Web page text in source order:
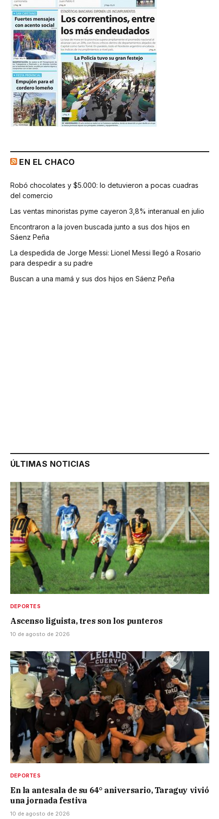
EN EL CHACO
Robó chocolates y $5.000: lo detuvieron a pocas cuadras
del comercio
Las ventas minoristas pyme cayeron 3,8% interanual en julio
Encontraron a la joven buscada junto a sus dos hijos en
Sáenz Peña
La despedida de Jorge Messi: Lionel Messi llegó a Rosario
para despedir a su padre
Buscan a una mamá y sus dos hijos en Sáenz Peña
ÚLTIMAS NOTICIAS
DEPORTES
Ascenso liguista, tres son los punteros
10 de agosto de 2026
DEPORTES
En la antesala de su 64° aniversario, Taraguy vivió
una jornada festiva
10 de agosto de 2026